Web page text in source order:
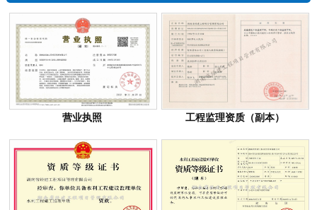
营业执照 工程监理资质（副本）